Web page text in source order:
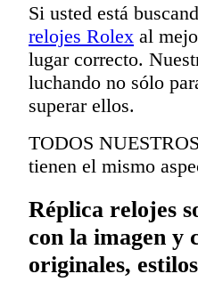
Si usted está
relojes Rolex al
lugar correcto.
luchando no sólo
superar ellos.
TODOS
tienen el mismo
Réplica relojes
con la imagen y
originales,